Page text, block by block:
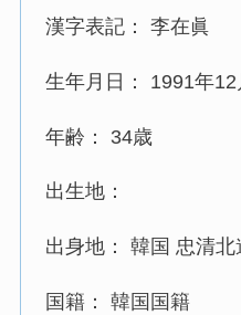
漢字表記： 李在眞
生年月日： 1991年12
年齢： 34歳
出生地：
出身地： 韓国 忠清
国籍： 韓国国籍